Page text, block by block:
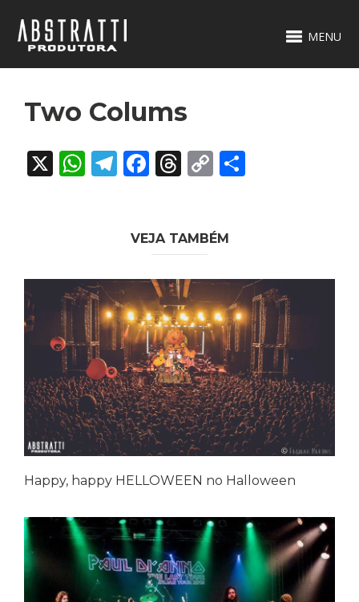
MENU
Two Colums
X WhatsApp
Telegram
Facebook
Threads
Copy
VEJA TAMBÉM
Happy, happy HELLOWEEN no Halloween